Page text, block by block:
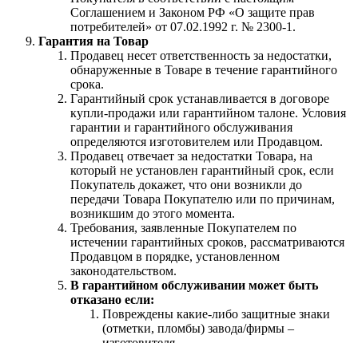
Соглашением и Законом РФ «О защите прав
потребителей» от 07.02.1992 г. № 2300-1.
Гарантия на Товар
Продавец несет ответственность за недостатки,
обнаруженные в Товаре в течение гарантийного
срока.
Гарантийный срок устанавливается в договоре
купли-продажи или гарантийном талоне. Условия
гарантии и гарантийного обслуживания
определяются изготовителем или Продавцом.
Продавец отвечает за недостатки Товара, на
который не установлен гарантийный срок, если
Покупатель докажет, что они возникли до
передачи Товара Покупателю или по причинам,
возникшим до этого момента.
Требования, заявленные Покупателем по
истечении гарантийных сроков, рассматриваются
Продавцом в порядке, установленном
законодательством.
В гарантийном обслуживании может быть
отказано если:
Повреждены какие-либо защитные знаки
(отметки, пломбы) завода/фирмы –